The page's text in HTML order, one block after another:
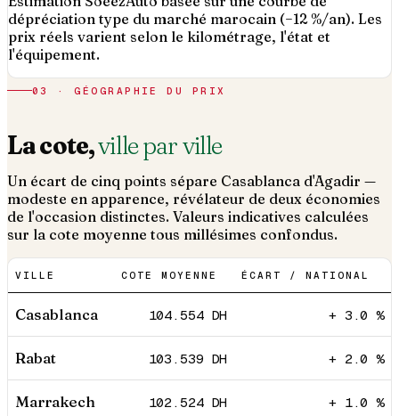
dépréciation type du marché marocain (−12 %/an). Les
prix réels varient selon le kilométrage, l'état et
l'équipement.
03 · GÉOGRAPHIE DU PRIX
La cote,ville par ville
Un écart de cinq points sépare Casablanca d'Agadir —
modeste en apparence, révélateur de deux économies
de l'occasion distinctes. Valeurs indicatives calculées
sur la cote moyenne tous millésimes confondus.
VILLE COTE MOYENNE ÉCART / NATIONAL
Casablanca 104.554DH + 3.0 %
Rabat 103.539 DH + 2.0 %
Marrakech 102.524DH + 1.0 %